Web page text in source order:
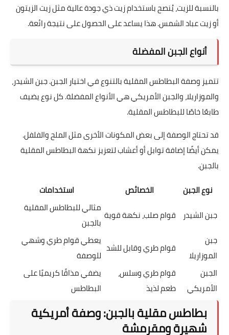
بالنسبة للزيت، يُنصح باستخدام زيت ذي جودة عالية مثل زيت الزيتون
أو زيت عباد الشمس. هذا يساعد على الحصول على نتيجة رائعة.
أنواع الجبن المفضلة
تتميز وصفة البطاطس المقلية بالتنوع في اختيار الجبن. جبن الشيدر،
والموزاريلا، والجبن الأمريكي هي الأنواع المفضلة. كل نوع يضيف
طابعًا خاصًا للبطاطس المقلية.
قد تحتاج الوصفة إلى بعض المكونات الأخرى مثل الملح والفلفل.
يمكن أيضًا إضافة توابل أو أعشاب لتعزيز نكهة البطاطس المقلية
بالجبن.
نوع الجبن
الخصائص
استخدامات
جبن الشيدر قوام صلب، نكهة قوية
مثالي للبطاطس المقلية
بالجبن
جبن
الموزاريلا
قوام طري وقابل للشد
يعطي قوام طري وشهي
للوصفة
الجبن
الأمريكي
قوام طري وسلس،
طعم لذيذ
يضفي مذاقًا كريميًا على
البطاطس
بطاطس مقلية بالجبن: وصفة أمريكية
شهيرة ومقرمشة